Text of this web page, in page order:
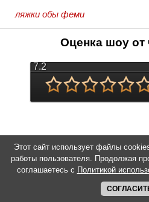
ляжки обы феми
Оценка шоу от
7.2
Этот сайт использует файлы
работы пользователя. Продолжая
соглашаетесь с Политикой